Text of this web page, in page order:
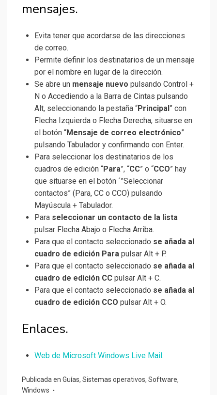
mensajes.
Evita tener que acordarse de las direcciones
de correo.
Permite definir los destinatarios de un mensaje
por el nombre en lugar de la dirección.
Se abre un mensaje nuevo pulsando Control +
N o Accediendo a la Barra de Cintas pulsando
Alt, seleccionando la pestaña “Principal ” con
Flecha Izquierda o Flecha Derecha, situarse en
el botón “Mensaje de correo electrónico”
pulsando Tabulador y confirmando con Enter.
Para seleccionar los destinatarios de los
cuadros de edición “Para”, “CC” o “CCO” hay
que situarse en el botón ´”Seleccionar
contactos” (Para, CC o CCO) pulsando
Mayúscula + Tabulador.
Para seleccionar un contacto de la lista
pulsar Flecha Abajo o Flecha Arriba.
Para que el contacto seleccionado se añada al
cuadro de edición Para pulsar Alt + P.
Para que el contacto seleccionado se añada al
cuadro de edición CC pulsar Alt + C.
Para que el contacto seleccionado se añada al
cuadro de edición CCO pulsar Alt + O.
Enlaces.
Web de Microsoft Windows Live Mail .
Publicada en Guías, Sistemas operativos, Software,
Windows